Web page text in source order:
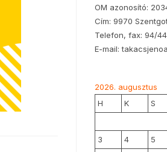
OM azonosító:
Cím: 9970
Telefon, fax: 94/
E-mail:
2026. augusztus
H
K S
3
4 5